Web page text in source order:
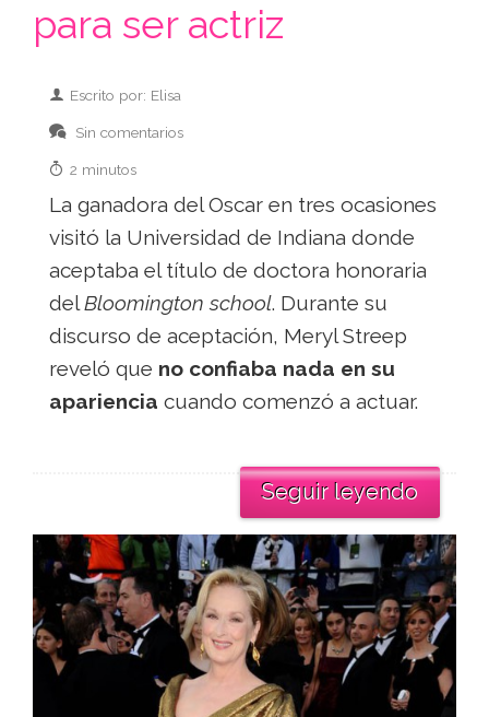
para ser actriz
Escrito por: Elisa
Sin comentarios
2 minutos
La ganadora del Oscar en tres ocasiones
visitó la Universidad de Indiana donde
aceptaba el título de doctora honoraria
delBloomington school. Durante su
discurso de aceptación, Meryl Streep
reveló que no confiaba nada en su
apariencia cuando comenzó a actuar.
Seguir leyendo